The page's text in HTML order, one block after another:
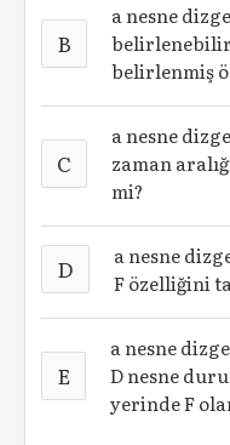
B
a nesne
belirlenmiş
C
a nesne
zaman
mi?
D
a nesne
F özelliğini
E
a nesne
D nesne
yerinde F